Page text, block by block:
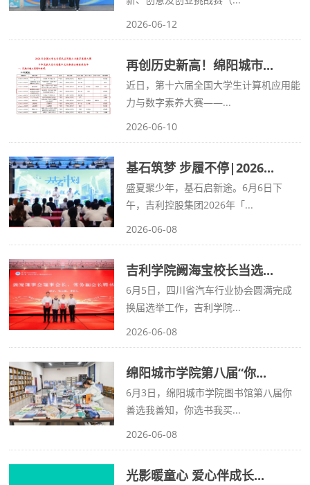
2026-06-12
再创历史新高！绵阳城市...
近日，第十六届全国大学生计算机应用能
力与数字素养大赛——...
2026-06-10
基石筑梦 步履不停|2026...
盛夏聚少年，基石启新途。6月6日下
午，吉利控股集团2026年「...
2026-06-08
吉利学院阙海宝校长当选...
6月5日，四川省汽车行业协会圆满完成
换届选举工作，吉利学院...
2026-06-08
绵阳城市学院第八届“你...
6月3日，绵阳城市学院图书馆第八届你
善选我善知，你选书我买...
2026-06-08
光影暖童心 爱心伴成长...